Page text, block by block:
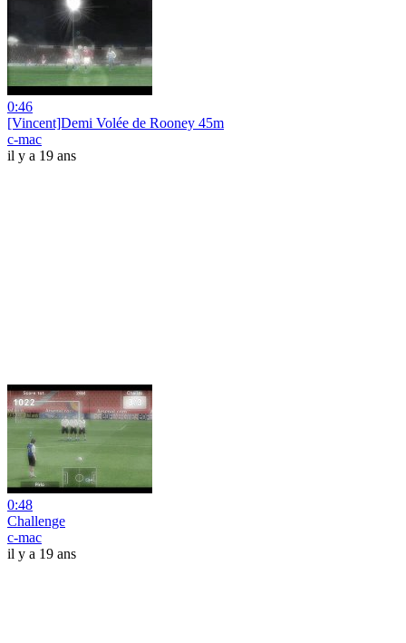
0:46
[Vincent]Demi Volée de Rooney 45m
c-mac
il y a 19 ans
0:48
Challenge
c-mac
il y a 19 ans